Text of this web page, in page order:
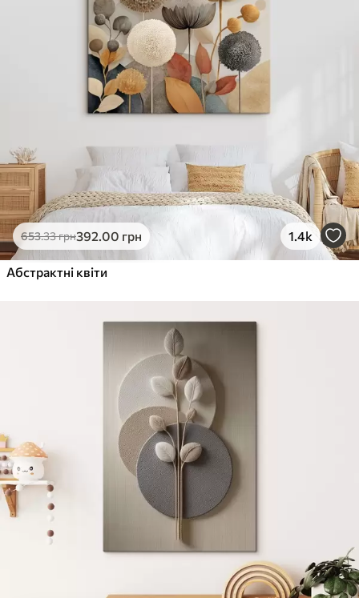
653.33грн392.00 грн 1.4k
Абстрактні квіти